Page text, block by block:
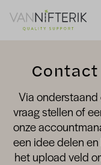
Via
vraag stellen of
onze
een idee delen
het upload veld